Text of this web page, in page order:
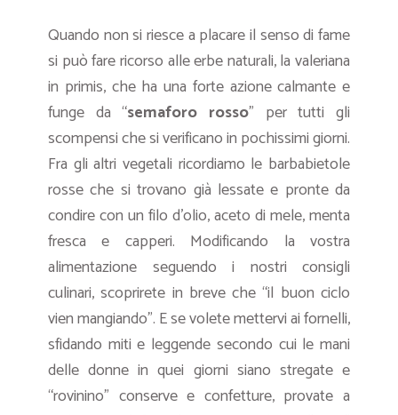
Quando non si riesce a placare il senso di fame
si può fare ricorso alle erbe naturali, la valeriana
in primis, che ha una forte azione calmante e
funge da “semaforo rosso” per tutti gli
scompensi che si verificano in pochissimi giorni.
Fra gli altri vegetali ricordiamo le barbabietole
rosse che si trovano già lessate e pronte da
condire con un filo d’olio, aceto di mele, menta
fresca e capperi. Modificando la vostra
alimentazione seguendo i nostri consigli
culinari, scoprirete in breve che “il buon ciclo
vien mangiando”. E se volete mettervi ai fornelli,
sfidando miti e leggende secondo cui le mani
delle donne in quei giorni siano stregate e
“rovinino” conserve e confetture, provate a